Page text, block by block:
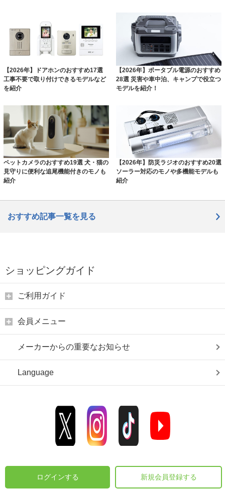
【2026年】ドアホンのおすすめ17選
工事不要で取り付けできるモデルなど
を紹介
【2026年】ポータブル電源のおすすめ
28選 災害や車中泊、キャンプで役立つ
モデルを紹介！
ペットカメラのおすすめ19選 犬・猫の
見守りに便利な追尾機能付きのモノも
紹介
【2026年】防災ラジオのおすすめ20選
ソーラー対応のモノや多機能モデルも
紹介
おすすめ記事一覧を見る
ショッピングガイド
ご利用ガイド
会員メニュー
メーカーからの重要なお知らせ
Language
ログインする 新規会員登録する